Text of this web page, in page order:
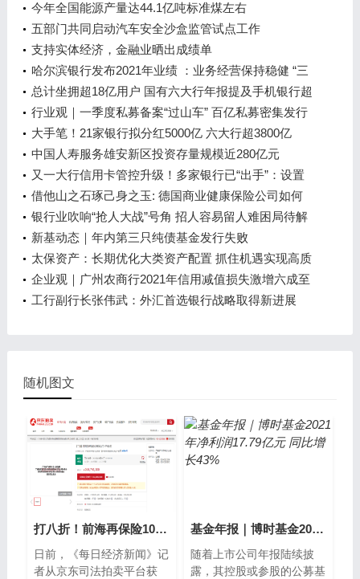
今年全国能源产量达44.1亿吨标准煤左右
五部门共同启动汽车安全沙盒监管试点工作
支持实体经济，金融业晒出成绩单
哈尔滨银行发布2021年业绩 ：业务经营保持稳健 “三
驾马车”成效初显 信贷投放回归本土 高质量服务实体
经济
总计坐拥超18亿用户 国有六大行年报提及手机银行超
百次
行业观｜一季度私募备案“过山车” 百亿私募密集发行
新产品
大手笔！21家银行拟分红5000亿 六大行超3800亿
中国人寿服务雄安新区投资存量规模近280亿元
又一大行信用卡管控升级！多家银行已“出手”：设置
持卡数量上限、限制非消费类交易……
借他山之石琢己身之玉: 德国商业健康保险公司如何
在激烈竞争中实现可持续发展？
银行业吹响“抢人大战”号角 招人容易留人难困局待解
新基动态｜年内第三只纯债基金发行失败
太保资产：长期优化大类资产配置 抓住机遇实现高质
量发展
企业观｜广州农商行2021年信用减值损失激增六成至
126亿元 归母净利连续两年跌超30%
工行副行长张伟武：外汇首选银行战略取得新进展
随机图文
打八折！前海再保险10%股权即将二拍，起拍价2.65亿元
日前，《每日经济新闻》记
者从京东司法拍卖平台获
基金年报｜博时基金2021年净利润17.79亿元 同比增长43%
随着上市公司年报陆续披
露，其控股或参股的公募基